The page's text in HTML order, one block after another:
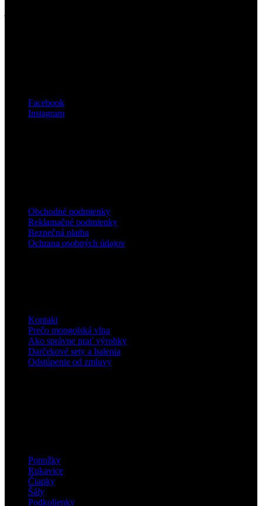
Facebook
Instagram
Obchodné podmienky
Reklamačné podmienky
Bezpečná platba
Ochrana osobných údajov
Kontakt
Prečo mongolská vlna
Ako správne prať výrobky
Darčekové sety a balenia
Odstúpenie od zmluvy
Ponožky
Rukavice
Čiapky
Šály
Podkolienky